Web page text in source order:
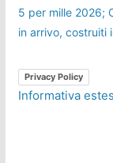
5 per mille 2026;
in arrivo, costruiti
Privacy Policy
Informativa